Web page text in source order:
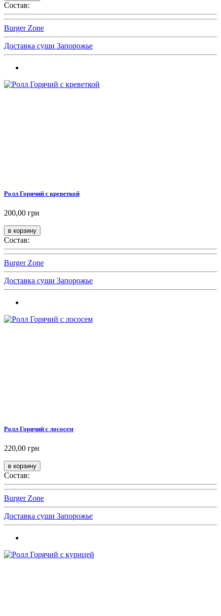
Состав:
Burger Zone
Доставка суши Запорожье
Ролл Горячий с креветкой
200,00 грн
Состав:
Burger Zone
Доставка суши Запорожье
Ролл Горячий с лососем
220,00 грн
Состав:
Burger Zone
Доставка суши Запорожье